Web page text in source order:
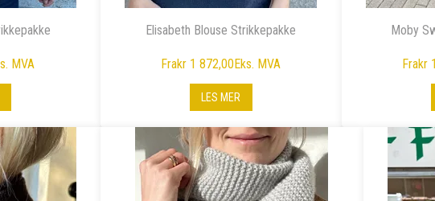
MVA
Elisabeth Blouse Strikkepakke
Frakr 1 872,00Eks. MVA
LES MER
Moby
Frakr